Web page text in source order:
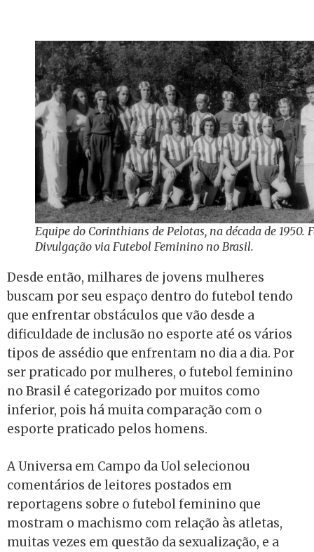
Equipe do Corinthians de Pelotas, na década de 1950.
Divulgação via Futebol Feminino no Brasil.
Desde então, milhares de jovens mulheres
buscam por seu espaço dentro do futebol tendo
que enfrentar obstáculos que vão desde a
dificuldade de inclusão no esporte até os vários
tipos de assédio que enfrentam no dia a dia. Por
ser praticado por mulheres, o futebol feminino
no Brasil é categorizado por muitos como
inferior, pois há muita comparação com o
esporte praticado pelos homens.
A Universa em Campo da Uol selecionou
comentários de leitores postados em
reportagens sobre o futebol feminino que
mostram o machismo com relação às atletas,
muitas vezes em questão da sexualização, e a